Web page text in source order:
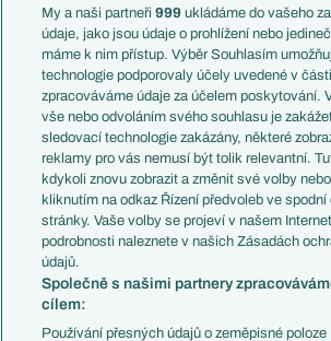
Témata
Představení týmů MS
EuroSkauting
PL v kostce
Evropské koeficienty
Přestupy
Přestupové spekulace
Zranění
Kluby
Arsenal FC
Chelsea FC
Manchester United
AC Milán
Juventus FC
Francie
Itálie
Německo
Španělsko
Argentina
Brazílie
Přestupy
Zápasy
Livescore
Tipovací
My a naši partneři999 ukládáme do vašeho
údaje, jako jsou údaje o prohlížení nebo
máme k nim přístup. Výběr Souhlasím
technologie podporovaly účely uvedené v
zpracováváme údaje za účelem poskytování.
vše nebo odvoláním svého souhlasu je
sledovací technologie zakázány, některé
reklamy pro vás nemusí být tolik relevantní.
kdykoli znovu zobrazit a změnit své volby
kliknutím na odkaz Řízení předvoleb ve
stránky. Vaše volby se projeví v našem
podrobnosti naleznete v našich Zásadách
údajů.
Společně s našimi partnery
cílem:
Používání přesných údajů o zeměpisné